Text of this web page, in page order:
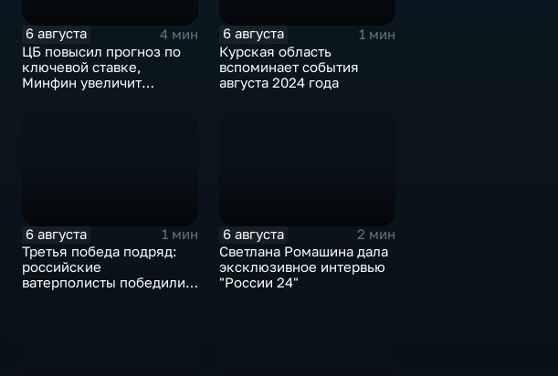
6 августа
4 мин
ЦБ повысил прогноз по
ключевой ставке,
Минфин увеличит
6 августа
1 мин
Курская область
вспоминает события
августа 2024 года
6 августа
1 мин
Третья победа подряд:
российские
ватерполисты победили
6 августа
2 мин
Светлана Ромашина дала
эксклюзивное интервью
"России 24"